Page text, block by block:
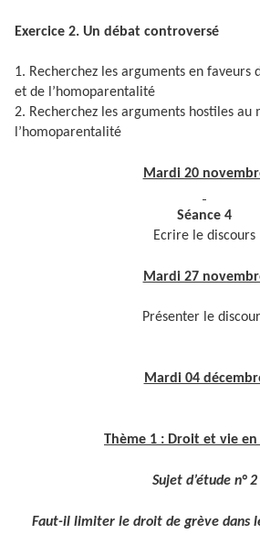
Exercice 2. Un débat controversé
1. Recherchez les arguments en faveurs
et de l’homoparentalité
2. Recherchez les arguments hostiles au
l’homoparentalité
Mardi 20
Séance 4
Ecrire le discours
Mardi 27
Présenter le
Mardi 04
Thème 1 : Droit et vie en
Sujet d’étude n° 2
Faut-il limiter le droit de grève dans